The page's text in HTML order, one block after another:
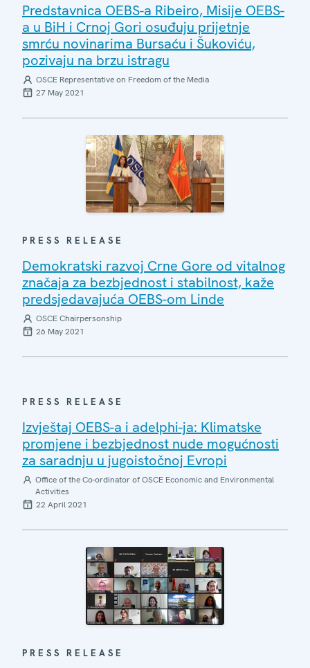
Predstavnica OEBS-a Ribeiro, Misije OEBS-
a u BiH i Crnoj Gori osuđuju prijetnje
smrću novinarima Bursaću i Šukoviću,
pozivaju na brzu istragu
OSCE Representative on Freedom of the Media
27 May 2021
PRESS RELEASE
Demokratski razvoj Crne Gore od vitalnog
značaja za bezbjednost i stabilnost, kaže
predsjedavajuća OEBS-om Linde
OSCE Chairpersonship
26 May 2021
PRESS RELEASE
Izvještaj OEBS-a i adelphi-ja: Klimatske
promjene i bezbjednost nude mogućnosti
za saradnju u jugoistočnoj Evropi
Office of the Co-ordinator of OSCE Economic and Environmental
Activities
22 April 2021
PRESS RELEASE